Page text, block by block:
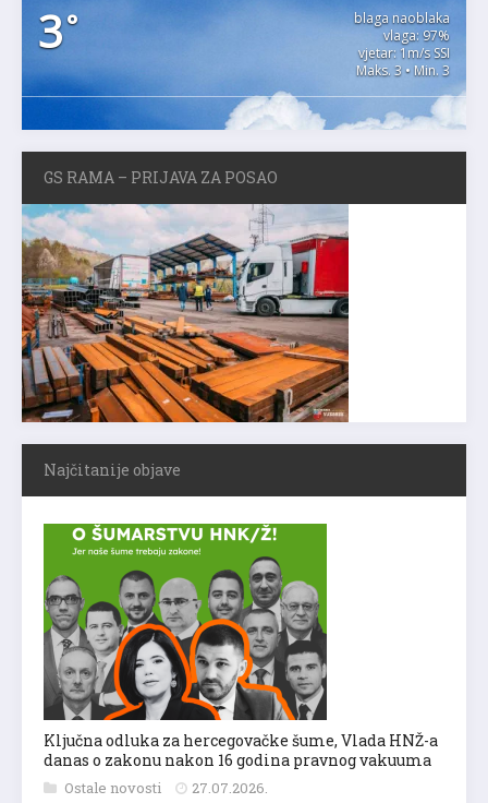
3°
blaga naoblaka
vlaga: 97%
vjetar: 1m/s SSI
Maks. 3 • Min. 3
GS RAMA – PRIJAVA ZA POSAO
Najčitanije objave
Ključna odluka za hercegovačke šume, Vlada HNŽ-a
danas o zakonu nakon 16 godina pravnog vakuuma
Ostale novosti 27.07.2026.